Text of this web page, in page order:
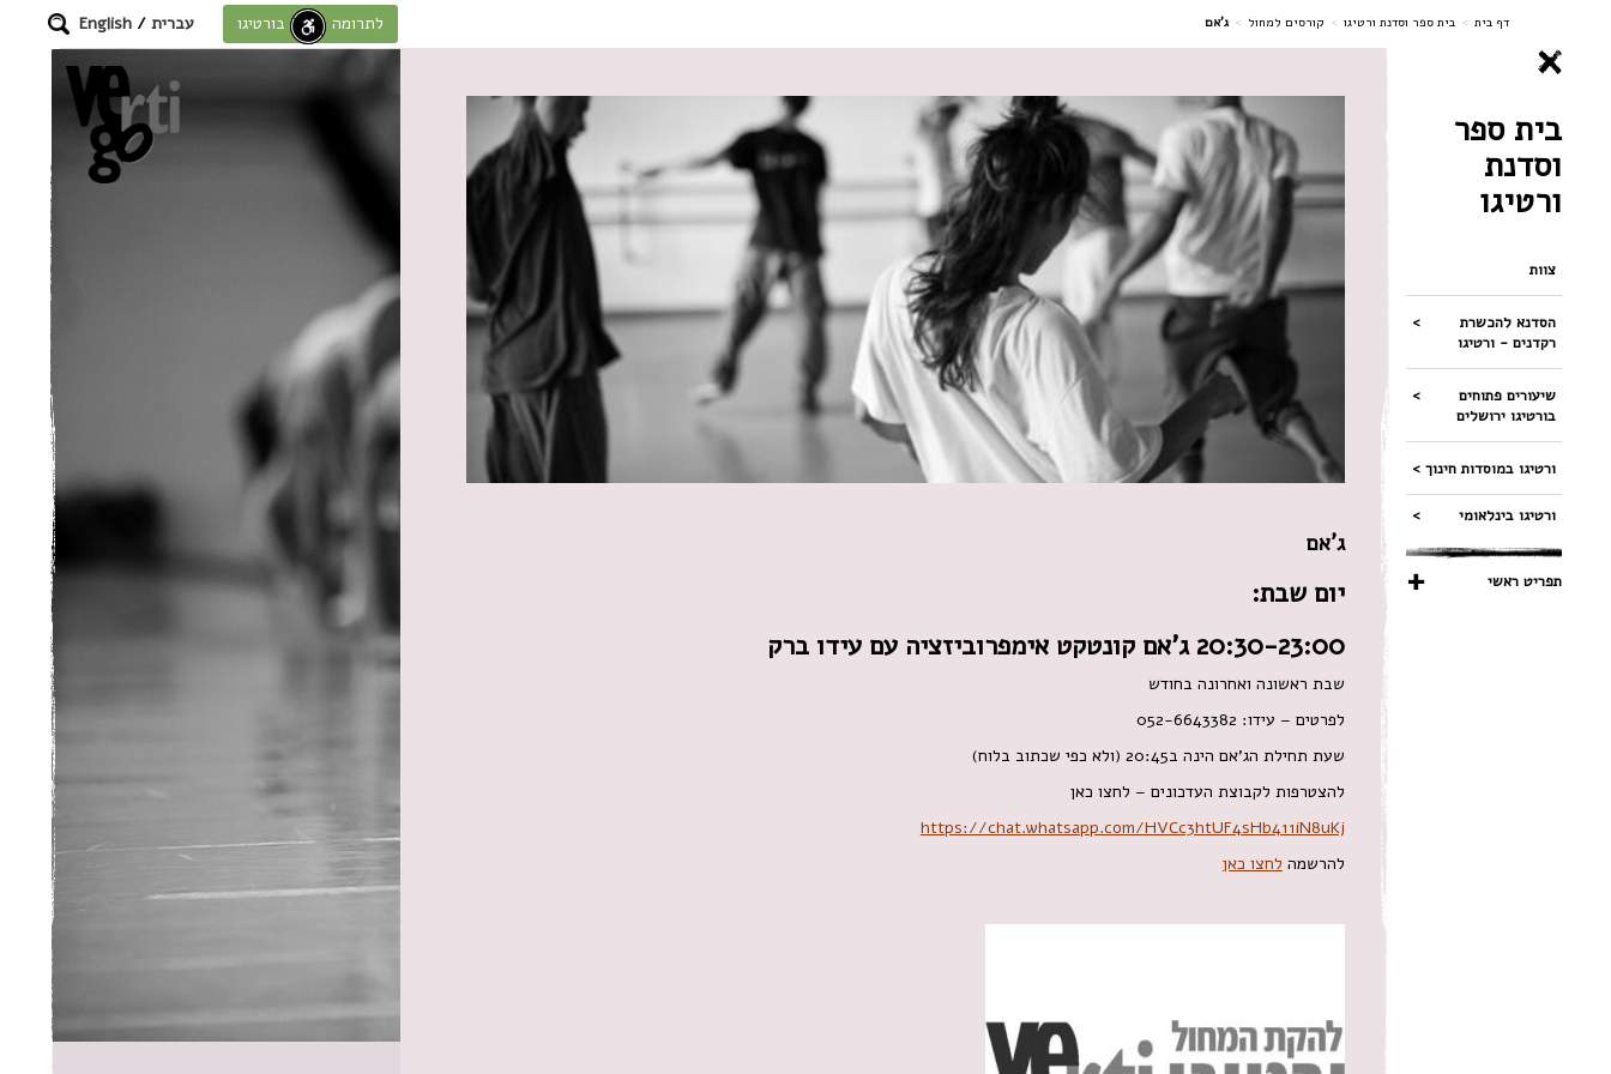
דף בית > בית ספר וסדנת ורטיגו > קורסים למחול > ג'אם לתרומה לחוסן בורטיגו עברית /
English
בית ספר
וסדנת
ורטיגו
צוות
הסדנא להכשרת
רקדנים - ורטיגו
שיעורים פתוחים
בורטיגו ירושלים
ורטיגו במוסדות חינוך
ורטיגו בינלאומי
תפריט ראשי
ג'אם
יום שבת:
20:30-23:00 ג'אם קונטקט אימפרוביזציה עם עידו ברק
שבת ראשונה ואחרונה בחודש
לפרטים – עידו: ‭ 052-6643382
שעת תחילת הג'אם הינה ב20:45 (ולא כפי שכתוב בלוח)
להצטרפות לקבוצת העדכונים – לחצו כאן
https://chat.whatsapp.com/HVCc3htUF4sHb411iN8uKj
להרשמה לחצו כאן